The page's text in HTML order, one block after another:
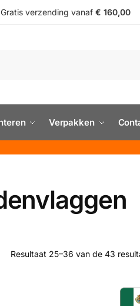
verzending vanaf € 160,00
Verpakken
Resultaat 25–36 van de 43